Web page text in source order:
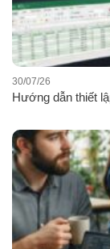
Hướng dẫn thiết
30/07/26